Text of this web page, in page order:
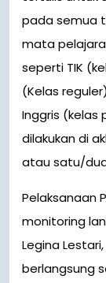
pada semua
mata
seperti TIK
(Kelas
Inggris (kelas
dilakukan di
atau satu/
Pelaksanaan
monitoring
Legina Lestari,
berlangsung